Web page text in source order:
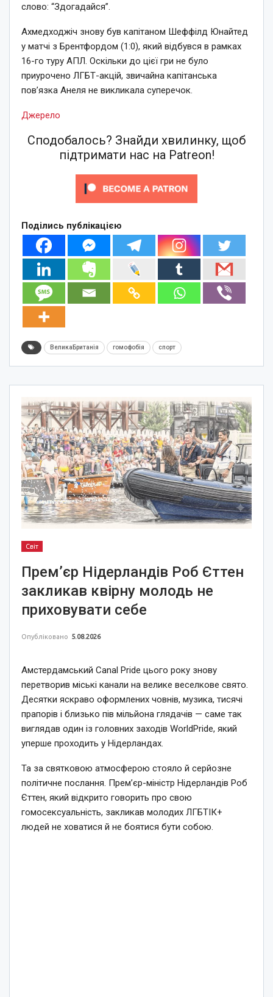
слово: “Здогадайся”.
Ахмедходжіч знову був капітаном Шеффілд Юнайтед
у матчі з Брентфордом (1:0), який відбувся в рамках
16-го туру АПЛ. Оскільки до цієї гри не було
приурочено ЛГБТ-акцій, звичайна капітанська
пов’язка Анеля не викликала суперечок.
Джерело
Сподобалось? Знайди хвилинку, щоб
підтримати нас на Patreon!
Поділись публікацією
ВеликаБританія гомофобія спорт
Світ
Прем’єр Нідерландів Роб Єттен
закликав квірну молодь не
приховувати себе
Опубліковано 5.08.2026
Амстердамський Canal Pride цього року знову
перетворив міські канали на велике веселкове свято.
Десятки яскраво оформлених човнів, музика, тисячі
прапорів і близько пів мільйона глядачів — саме так
виглядав один із головних заходів WorldPride, який
уперше проходить у Нідерландах.
Та за святковою атмосферою стояло й серйозне
політичне послання. Прем’єр-міністр Нідерландів Роб
Єттен, який відкрито говорить про свою
гомосексуальність, закликав молодих ЛГБТІК+
людей не ховатися й не боятися бути собою.